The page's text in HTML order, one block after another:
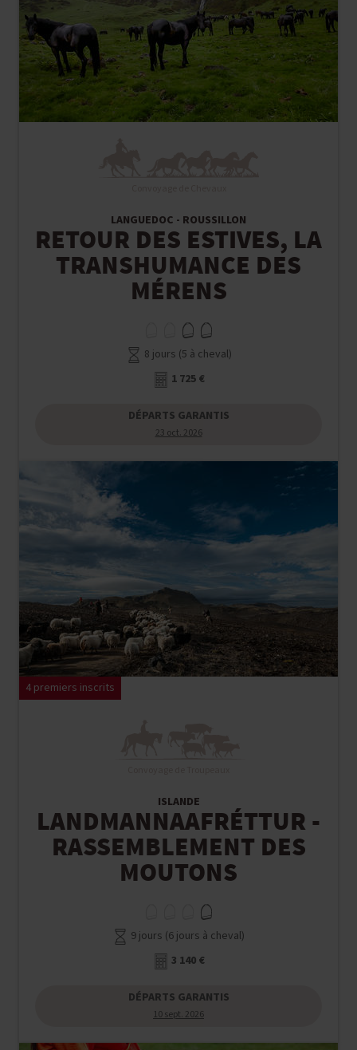
LANGUEDOC - ROUSSILLON
RETOUR DES ESTIVES, LA
TRANSHUMANCE DES
MÉRENS
8 jours (5 à cheval)
1 725 €
DÉPARTS GARANTIS
23 oct. 2026
4 premiers inscrits
ISLANDE
LANDMANNAAFRÉTTUR -
RASSEMBLEMENT DES
MOUTONS
9 jours (6 jours à cheval)
3 140 €
DÉPARTS GARANTIS
10 sept. 2026